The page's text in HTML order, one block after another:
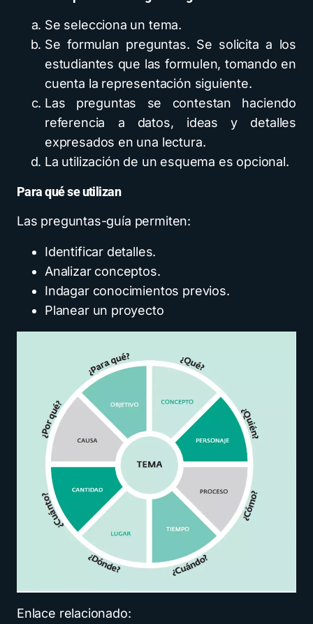
Se selecciona un tema.
Se formulan preguntas. Se solicita a los
estudiantes que las formulen, tomando en
cuenta la representación siguiente.
Las preguntas se contestan haciendo
referencia a datos, ideas y detalles
expresados en una lectura.
La utilización de un esquema es opcional.
Para qué se utilizan
Las preguntas-guía permiten:
Identificar detalles.
Analizar conceptos.
Indagar conocimientos previos.
Planear un proyecto
Enlace relacionado: